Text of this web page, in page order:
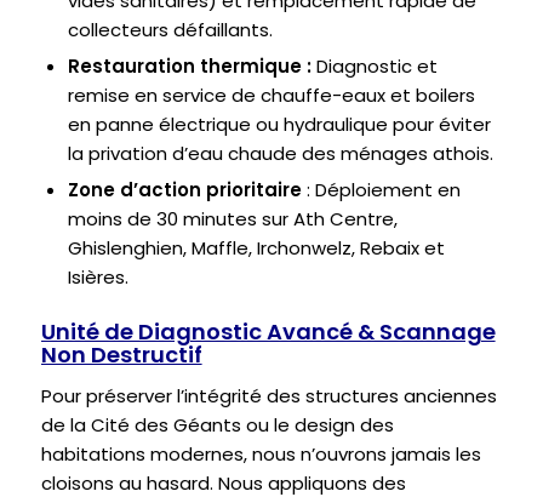
collecteurs défaillants.
Restauration thermique :Diagnostic et
remise en service de chauffe-eaux et boilers
en panne électrique ou hydraulique pour éviter
la privation d’eau chaude des ménages athois.
Zone d’action prioritaire: Déploiement en
moins de 30 minutes sur Ath Centre,
Ghislenghien, Maffle, Irchonwelz, Rebaix et
Isières.
Unité de Diagnostic Avancé & Scannage
Non Destructif
Pour préserver l’intégrité des structures anciennes
de la Cité des Géants ou le design des
habitations modernes, nous n’ouvrons jamais les
cloisons au hasard. Nous appliquons des